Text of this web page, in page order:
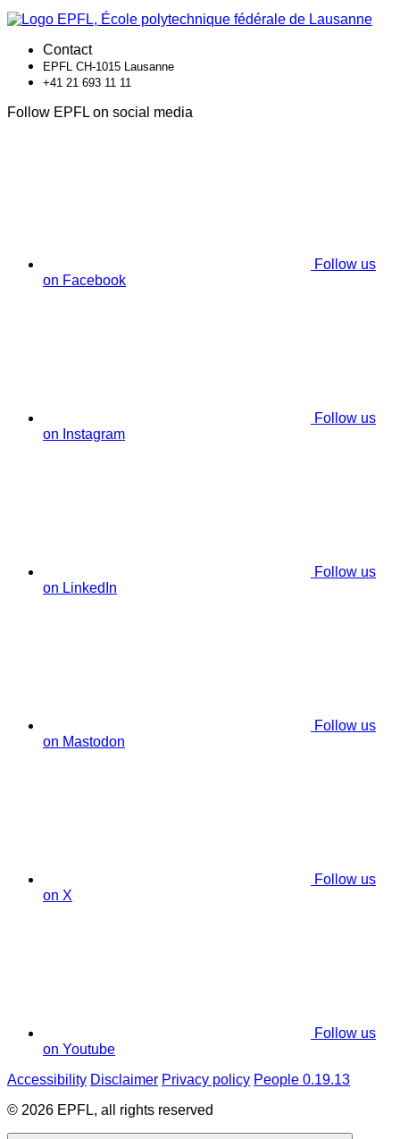
Contact
EPFL CH-1015 Lausanne
+41 21 693 11 11
Follow EPFL on social media
Follow us
on Facebook
Follow us
on Instagram
Follow us
on LinkedIn
Follow us
on Mastodon
Follow us
on X
Follow us
on Youtube
Accessibility Disclaimer Privacy policy People 0.19.13
© 2026 EPFL, all rights reserved